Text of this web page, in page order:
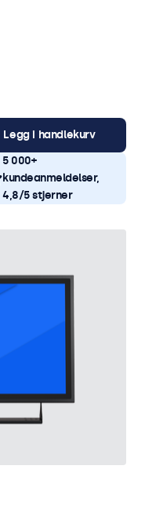
Legg i handlekurv
5 000+
kundeanmeldelser,
4,8/5 stjerner